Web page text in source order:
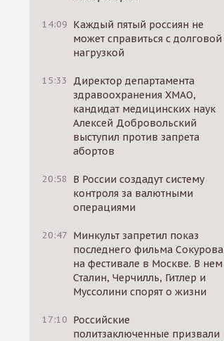
14:09 Каждый пятый россиян не
может справиться с долговой
нагрузкой
15:33
Директор департамента
здравоохранения ХМАО,
кандидат медицинских наук
Алексей Добровольский
выступил против запрета
абортов
20:58
В России создадут систему
контроля за валютными
операциями
20:47 Минкульт запретил показ
последнего фильма Сокурова
на фестивале в Москве. В нем
Сталин, Черчилль, Гитлер и
Муссолини спорят о жизни
17:10 Российские
политзаключенные призвали